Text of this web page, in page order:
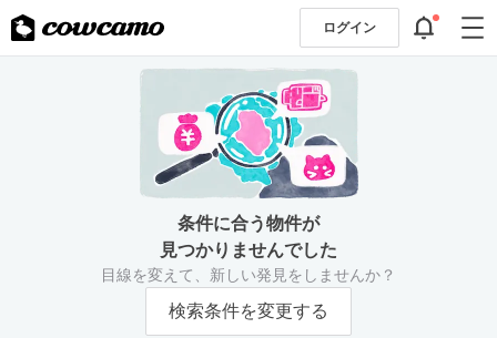
ログイン
条件に合う物件が
見つかりませんでした
目線を変えて、新しい発見をしませんか？
検索条件を変更する